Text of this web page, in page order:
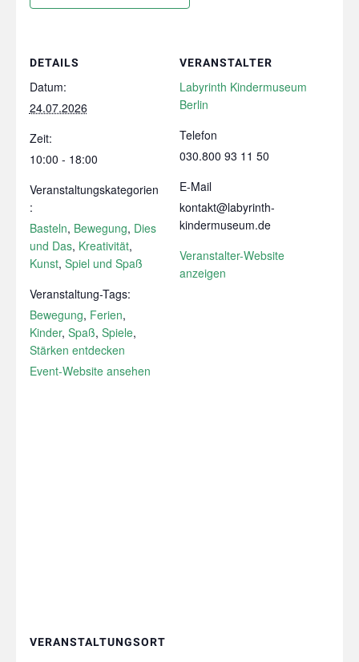
DETAILS
Datum:
24.07.2026
Zeit:
10:00 - 18:00
Veranstaltungskategorien
:
Basteln, Bewegung, Dies
und Das, Kreativität,
Kunst, Spiel und Spaß
Veranstaltung-Tags:
Bewegung, Ferien,
Kinder, Spaß, Spiele,
Stärken entdecken
Event-Website ansehen
VERANSTALTER
Labyrinth Kindermuseum
Berlin
Telefon
030.800 93 11 50
E-Mail
kontakt@labyrinth-
kindermuseum.de
Veranstalter-Website
anzeigen
VERANSTALTUNGSORT